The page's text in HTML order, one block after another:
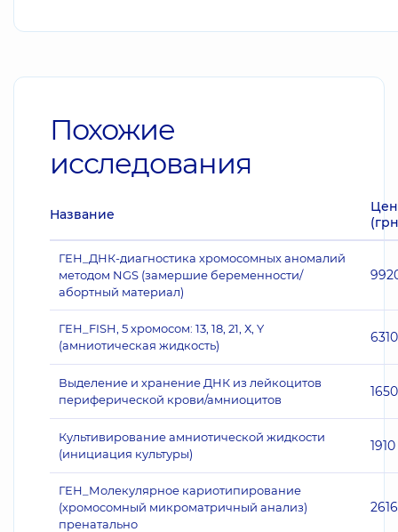
Похожие
исследования
Название
ГЕН_ДНК-диагностика хромосомных аномалий
методом NGS (замершие беременности/
абортный материал)
ГЕН_FISH, 5 хромосом: 13, 18, 21, Х, Y
(амниотическая жидкость)
6310
Выделение и хранение ДНК из лейкоцитов
периферической крови/амниоцитов
1650
Культивирование амниотической жидкости
(инициация культуры)
1910
ГЕН_Молекулярное кариотипирование
(хромосомный микроматричный анализ)
пренатально